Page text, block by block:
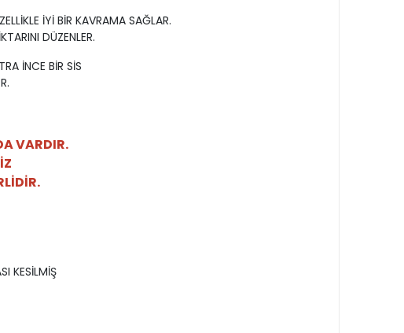
İYİ BİR KAVRAMA SAĞLAR.
DÜZENLER.
İNCE BİR SİS
VARDIR.
KESİLMİŞ